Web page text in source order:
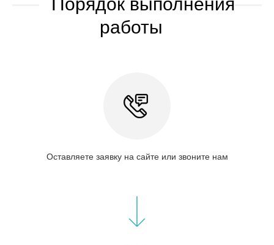
Порядок выполнения
работы
Оставляете заявку на сайте или звоните нам